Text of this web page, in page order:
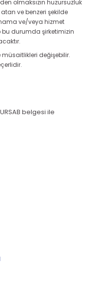
olmaksızın huzursuzluk
ve benzeri şekilde
ve/veya hizmet
bu durumda şirketimizin
değişebilir.
belgesi ile